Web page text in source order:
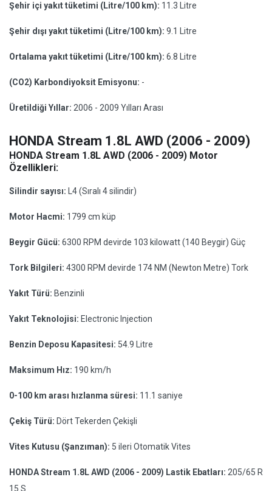
Şehir içi yakıt tüketimi (Litre/100 km): 11.3 Litre
Şehir dışı yakıt tüketimi (Litre/100 km): 9.1 Litre
Ortalama yakıt tüketimi (Litre/100 km): 6.8 Litre
(CO2) Karbondiyoksit Emisyonu: -
Üretildiği Yıllar: 2006 - 2009 Yılları Arası
HONDA Stream 1.8L AWD (2006 - 2009)
HONDA Stream 1.8L AWD (2006 - 2009) Motor
Özellikleri:
Silindir sayısı: L4 (Sıralı 4 silindir)
Motor Hacmi: 1799 cm küp
Beygir Gücü: 6300 RPM devirde 103 kilowatt (140 Beygir) Güç
Tork Bilgileri: 4300 RPM devirde 174 NM (Newton Metre) Tork
Yakıt Türü: Benzinli
Yakıt Teknolojisi: Electronic Injection
Benzin Deposu Kapasitesi: 54.9 Litre
Maksimum Hız: 190 km/h
0-100 km arası hızlanma süresi: 11.1 saniye
Çekiş Türü: Dört Tekerden Çekişli
Vites Kutusu (Şanzıman): 5 ileri Otomatik Vites
HONDA Stream 1.8L AWD (2006 - 2009) Lastik Ebatları: 205/65 R
15 S